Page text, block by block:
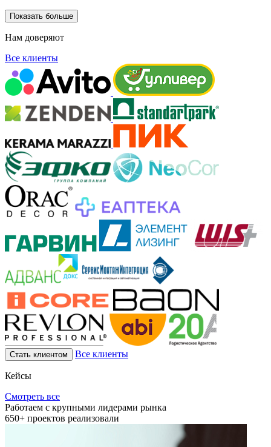
Показать больше
Нам доверяют
Все клиенты
Стать клиентом Все клиенты
Кейсы
Смотреть все
Работаем с крупными лидерами рынка
650+ проектов реализовали